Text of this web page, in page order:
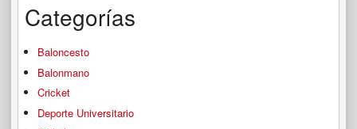
Categorías
Baloncesto
Balonmano
Cricket
Deporte Universitario